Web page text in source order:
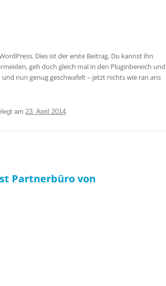
Dies ist der erste Beitrag. Du kannst ihn
geh doch gleich mal in den Pluginbereich und
nun genug geschwafelt – jetzt nichts wie ran ans
am 23. April 2014.
Partnerbüro von